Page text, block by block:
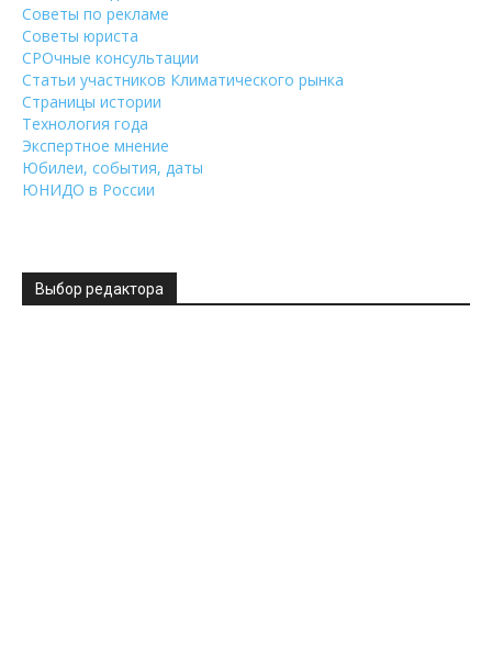
Советы по рекламе
Советы юриста
СРОчные консультации
Статьи участников Климатического рынка
Страницы истории
Технология года
Экспертное мнение
Юбилеи, события, даты
ЮНИДО в России
Выбор редактора